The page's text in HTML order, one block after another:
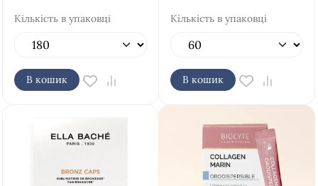
Кількість в упаковці
В кошик
Кількість в упаковці
В кошик